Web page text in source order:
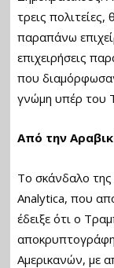
τρεις
παραπάνω
επιχειρήσεις
που
γνώμη υπέρ του
Από την
Το σκάνδαλο
Analytica, που
έδειξε ότι ο
Αμερικανών, με